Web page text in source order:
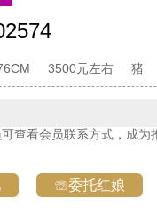
3500元左右 猪
查看会员联系方式，成为
☏委托红娘